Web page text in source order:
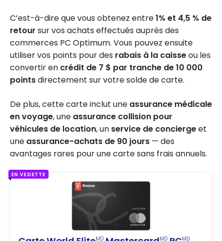
C’est-à-dire que vous obtenez entre1% et 4,5 % de
retour sur vos achats effectués auprès des
commerces PC Optimum. Vous pouvez ensuite
utiliser vos points pour des rabais à la caisseou les
convertir en crédit de 7 $ par tranche de 10 000
pointsdirectement sur votre solde de carte.
De plus, cette carte inclut une assurance médicale
en voyage, une assurance collision pour
véhicules de location, un service de conciergeet
une assurance-achats de 90 jours — des
avantages rares pour une carte sans frais annuels.
EN VEDETTE
MD MD MD